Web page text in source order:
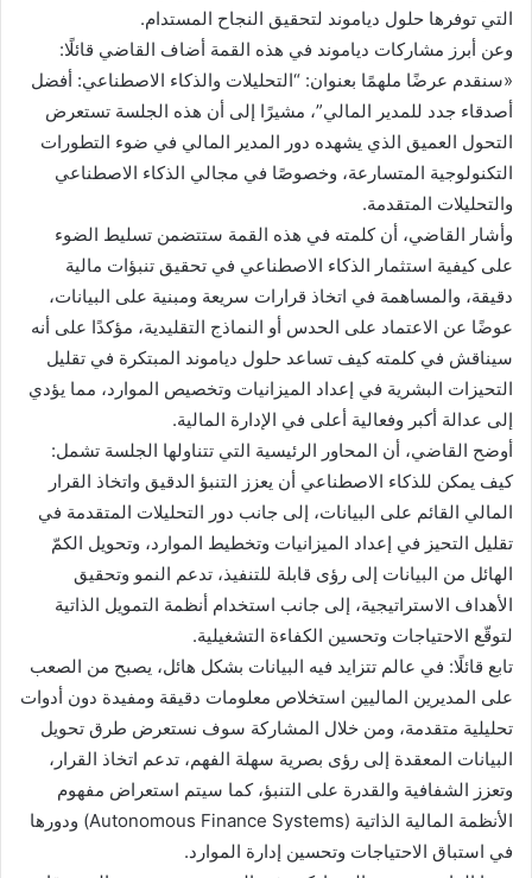
التي توفرها حلول دياموند لتحقيق النجاح المستدام.
وعن أبرز مشاركات دياموند في هذه القمة أضاف القاضي قائلًا:
«سنقدم عرضًا ملهمًا بعنوان: “التحليلات والذكاء الاصطناعي: أفضل
أصدقاء جدد للمدير المالي”، مشيرًا إلى أن هذه الجلسة تستعرض
التحول العميق الذي يشهده دور المدير المالي في ضوء التطورات
التكنولوجية المتسارعة، وخصوصًا في مجالي الذكاء الاصطناعي
والتحليلات المتقدمة.
وأشار القاضي، أن كلمته في هذه القمة ستتضمن تسليط الضوء
على كيفية استثمار الذكاء الاصطناعي في تحقيق تنبؤات مالية
دقيقة، والمساهمة في اتخاذ قرارات سريعة ومبنية على البيانات،
عوضًا عن الاعتماد على الحدس أو النماذج التقليدية، مؤكدًا على أنه
سيناقش في كلمته كيف تساعد حلول دياموند المبتكرة في تقليل
التحيزات البشرية في إعداد الميزانيات وتخصيص الموارد، مما يؤدي
إلى عدالة أكبر وفعالية أعلى في الإدارة المالية.
أوضح القاضي، أن المحاور الرئيسية التي تتناولها الجلسة تشمل:
كيف يمكن للذكاء الاصطناعي أن يعزز التنبؤ الدقيق واتخاذ القرار
المالي القائم على البيانات، إلى جانب دور التحليلات المتقدمة في
تقليل التحيز في إعداد الميزانيات وتخطيط الموارد، وتحويل الكمّ
الهائل من البيانات إلى رؤى قابلة للتنفيذ، تدعم النمو وتحقيق
الأهداف الاستراتيجية، إلى جانب استخدام أنظمة التمويل الذاتية
لتوقّع الاحتياجات وتحسين الكفاءة التشغيلية.
تابع قائلًا: في عالم تتزايد فيه البيانات بشكل هائل، يصبح من الصعب
على المديرين الماليين استخلاص معلومات دقيقة ومفيدة دون أدوات
تحليلية متقدمة، ومن خلال المشاركة سوف نستعرض طرق تحويل
البيانات المعقدة إلى رؤى بصرية سهلة الفهم، تدعم اتخاذ القرار،
وتعزز الشفافية والقدرة على التنبؤ، كما سيتم استعراض مفهوم
الأنظمة المالية الذاتية (Autonomous Finance Systems) ودورها
في استباق الاحتياجات وتحسين إدارة الموارد.